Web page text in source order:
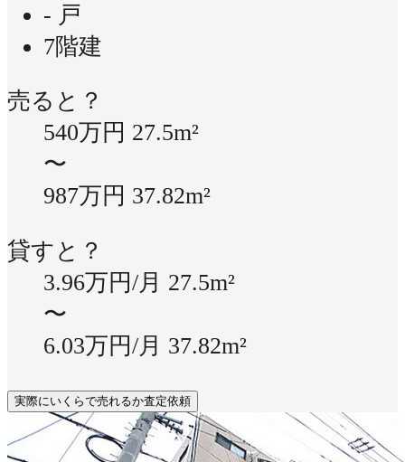
- 戸
7階建
売ると？
540万円 27.5m²
〜
987万円 37.82m²
貸すと？
3.96万円/月 27.5m²
〜
6.03万円/月 37.82m²
実際にいくらで売れるか査定依頼